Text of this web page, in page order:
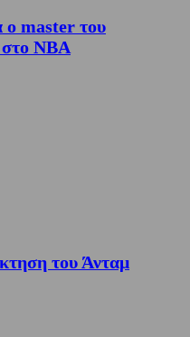
master του
στο ΝΒΑ
του Άνταμ